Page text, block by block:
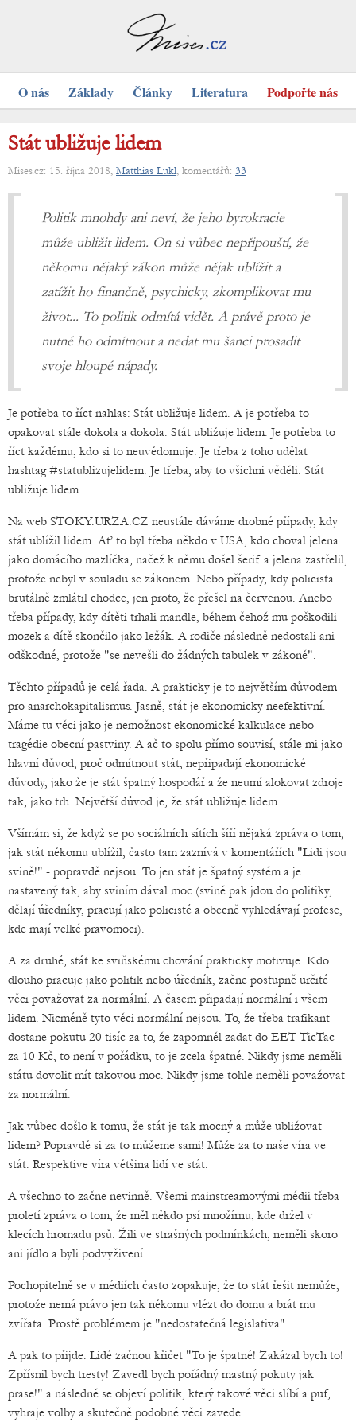
O nás Základy Články Literatura Podpořte nás
Stát ubližuje lidem
Mises.cz: 15. října 2018, Matthias Lukl, komentářů: 33
Politik mnohdy ani neví, že jeho byrokracie
může ubližit lidem. On si vůbec nepřipouští, že
někomu nějaký zákon může nějak ublížit a
zatížit ho finančně, psychicky, zkomplikovat mu
život... To politik odmítá vidět. A právě proto je
nutné ho odmítnout a nedat mu šanci prosadit
svoje hloupé nápady.
Je potřeba to říct nahlas: Stát ubližuje lidem. A je potřeba to
opakovat stále dokola a dokola: Stát ubližuje lidem. Je potřeba to
říct každému, kdo si to neuvědomuje. Je třeba z toho udělat
hashtag #statublizujelidem. Je třeba, aby to všichni věděli. Stát
ubližuje lidem.
Na web STOKY.URZA.CZ neustále dáváme drobné případy, kdy
stát ublížil lidem. Ať to byl třeba někdo v USA, kdo choval jelena
jako domácího mazlíčka, načež k němu došel šerif a jelena zastřelil,
protože nebyl v souladu se zákonem. Nebo případy, kdy policista
brutálně zmlátil chodce, jen proto, že přešel na červenou. Anebo
třeba případy, kdy dítěti trhali mandle, během čehož mu poškodili
mozek a dítě skončilo jako ležák. A rodiče následně nedostali ani
odškodné, protože "se nevešli do žádných tabulek v zákoně".
Těchto případů je celá řada. A prakticky je to největším důvodem
pro anarchokapitalismus. Jasně, stát je ekonomicky neefektivní.
Máme tu věci jako je nemožnost ekonomické kalkulace nebo
tragédie obecní pastviny. A ač to spolu přímo souvisí, stále mi jako
hlavní důvod, proč odmítnout stát, nepřipadají ekonomické
důvody, jako že je stát špatný hospodář a že neumí alokovat zdroje
tak, jako trh. Největší důvod je, že stát ubližuje lidem.
Všímám si, že když se po sociálních sítích šíří nějaká zpráva o tom,
jak stát někomu ublížil, často tam zaznívá v komentářích "Lidi jsou
svině!" - popravdě nejsou. To jen stát je špatný systém a je
nastavený tak, aby sviním dával moc (svině pak jdou do politiky,
dělají úředníky, pracují jako policisté a obecně vyhledávají profese,
kde mají velké pravomoci).
A za druhé, stát ke sviňskému chování prakticky motivuje. Kdo
dlouho pracuje jako politik nebo úředník, začne postupně určité
věci považovat za normální. A časem připadají normální i všem
lidem. Nicméně tyto věci normální nejsou. To, že třeba trafikant
dostane pokutu 20 tisíc za to, že zapomněl zadat do EET TicTac
za 10 Kč, to není v pořádku, to je zcela špatné. Nikdy jsme neměli
státu dovolit mít takovou moc. Nikdy jsme tohle neměli považovat
za normální.
Jak vůbec došlo k tomu, že stát je tak mocný a může ubližovat
lidem? Popravdě si za to můžeme sami! Může za to naše víra ve
stát. Respektive víra většina lidí ve stát.
A všechno to začne nevinně. Všemi mainstreamovými médii třeba
proletí zpráva o tom, že měl někdo psí množírnu, kde držel v
klecích hromadu psů. Žili ve strašných podmínkách, neměli skoro
ani jídlo a byli podvyživení.
Pochopitelně se v médiích často zopakuje, že to stát řešit nemůže,
protože nemá právo jen tak někomu vlézt do domu a brát mu
zvířata. Prostě problémem je "nedostatečná legislativa".
A pak to přijde. Lidé začnou křičet "To je špatné! Zakázal bych to!
Zpřísnil bych tresty! Zavedl bych pořádný mastný pokuty jak
prase!" a následně se objeví politik, který takové věci slíbí a puf,
vyhraje volby a skutečně podobné věci zavede.